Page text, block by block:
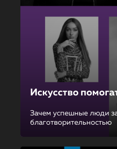
Искусство
Зачем успешные люди
благотворительностью